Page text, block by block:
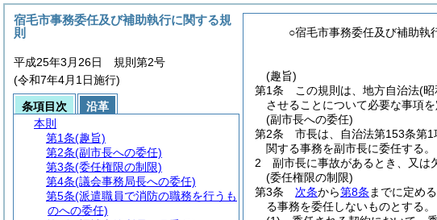
○宿毛市事務委任及び補助執
(趣旨)
第1条
この規則は、地方自治法(昭
させることについて必要な事項を
(副市長への委任)
第2条
市長は、自治法第153条第
関する事務を副市長に委任する。
2
副市長に事故があるとき、又は
(委任権限の制限)
第3条
次条から第8条 までに定め
る事務を委任しないものとする。
宿毛市事務委任及び補助執行に関する規
則
平成25年3月26日 規則第2号
(令和7年4月1日施行)
条項目次
沿革
本則
第1条(趣旨)
第2条(副市長への委任)
第3条(委任権限の制限)
第4条(議会事務局長への委任)
第5条(派遣職員で消防の職務を行うも
のへの委任)